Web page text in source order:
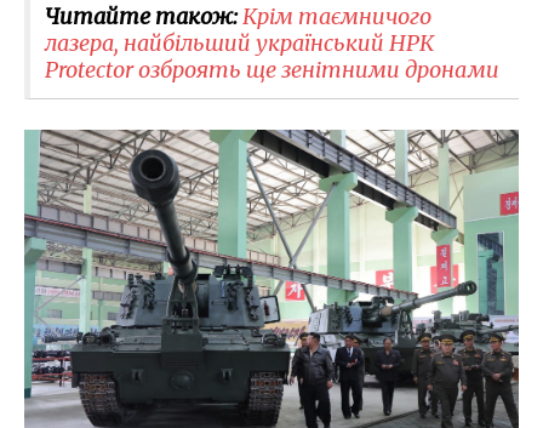
Читайте також:Крім таємничого
лазера, найбільший український НРК
Protector озброять ще зенітними дронами